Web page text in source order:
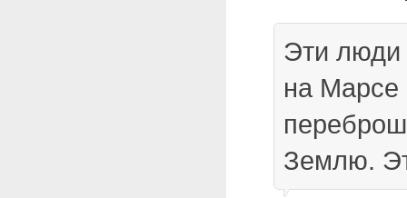
Эти
на Марсе
Землю.